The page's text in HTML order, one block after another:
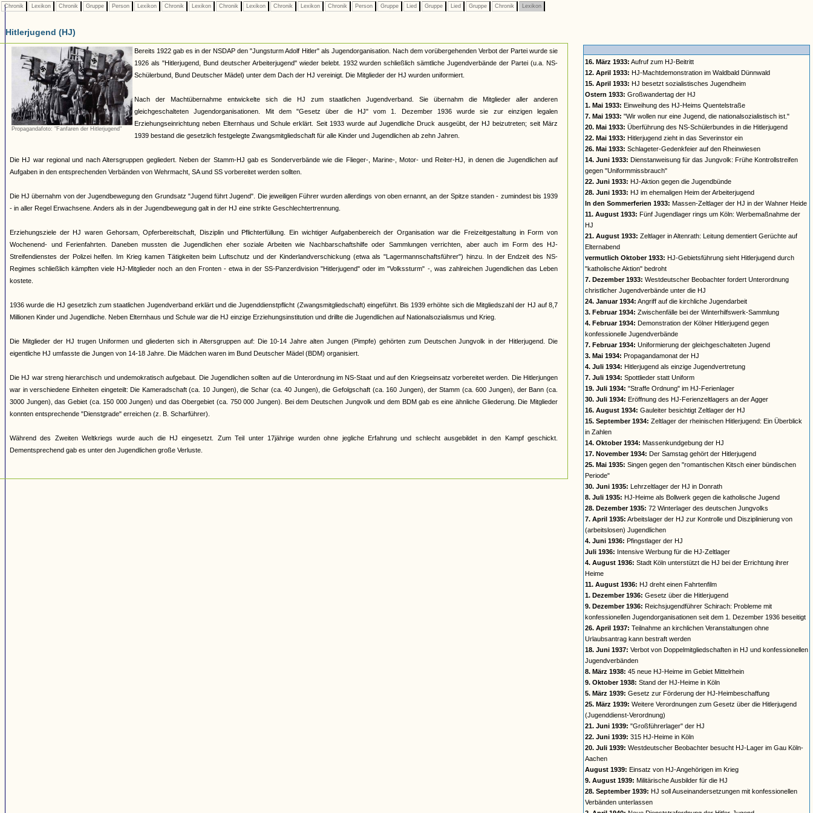
Chronik Lexikon Chronik Gruppe Person Lexikon Chronik Lexikon Chronik Lexikon Chronik Lexikon Chronik Person Gruppe Lied Gruppe Lied Gruppe Chronik Lexikon
Hitlerjugend (HJ)
Propagandafoto: "Fanfaren der Hitlerjugend"
Bereits 1922 gab es in der NSDAP den "Jungsturm Adolf Hitler" als Jugendorganisation. Nach dem vorübergehenden Verbot der Partei wurde sie
1926 als "Hitlerjugend, Bund deutscher Arbeiterjugend" wieder belebt. 1932 wurden schließlich sämtliche Jugendverbände der Partei (u.a. NS-
Schülerbund, Bund Deutscher Mädel) unter dem Dach der HJ vereinigt. Die Mitglieder der HJ wurden uniformiert.
Nach der Machtübernahme entwickelte sich die HJ zum staatlichen Jugendverband. Sie übernahm die Mitglieder aller anderen
gleichgeschalteten Jugendorganisationen. Mit dem "Gesetz über die HJ" vom 1. Dezember 1936 wurde sie zur einzigen legalen
Erziehungseinrichtung neben Elternhaus und Schule erklärt. Seit 1933 wurde auf Jugendliche Druck ausgeübt, der HJ beizutreten; seit März
1939 bestand die gesetzlich festgelegte Zwangsmitgliedschaft für alle Kinder und Jugendlichen ab zehn Jahren.
Die HJ war regional und nach Altersgruppen gegliedert. Neben der Stamm-HJ gab es Sonderverbände wie die Flieger-, Marine-, Motor- und Reiter-HJ, in denen die Jugendlichen auf
Aufgaben in den entsprechenden Verbänden von Wehrmacht, SA und SS vorbereitet werden sollten.
Die HJ übernahm von der Jugendbewegung den Grundsatz "Jugend führt Jugend". Die jeweiligen Führer wurden allerdings von oben ernannt, an der Spitze standen - zumindest bis 1939
- in aller Regel Erwachsene. Anders als in der Jugendbewegung galt in der HJ eine strikte Geschlechtertrennung.
Erziehungsziele der HJ waren Gehorsam, Opferbereitschaft, Disziplin und Pflichterfüllung. Ein wichtiger Aufgabenbereich der Organisation war die Freizeitgestaltung in Form von
Wochenend- und Ferienfahrten. Daneben mussten die Jugendlichen eher soziale Arbeiten wie Nachbarschaftshilfe oder Sammlungen verrichten, aber auch im Form des HJ-
Streifendienstes der Polizei helfen. Im Krieg kamen Tätigkeiten beim Luftschutz und der Kinderlandverschickung (etwa als "Lagermannschaftsführer") hinzu. In der Endzeit des NS-
Regimes schließlich kämpften viele HJ-Mitglieder noch an den Fronten - etwa in der SS-Panzerdivision "Hitlerjugend" oder im "Volkssturm" -, was zahlreichen Jugendlichen das Leben
kostete.
1936 wurde die HJ gesetzlich zum staatlichen Jugendverband erklärt und die Jugenddienstpflicht (Zwangsmitgliedschaft) eingeführt. Bis 1939 erhöhte sich die Mitgliedszahl der HJ auf 8,7
Millionen Kinder und Jugendliche. Neben Elternhaus und Schule war die HJ einzige Erziehungsinstitution und drillte die Jugendlichen auf Nationalsozialismus und Krieg.
Die Mitglieder der HJ trugen Uniformen und gliederten sich in Altersgruppen auf: Die 10-14 Jahre alten Jungen (Pimpfe) gehörten zum Deutschen Jungvolk in der Hitlerjugend. Die
eigentliche HJ umfasste die Jungen von 14-18 Jahre. Die Mädchen waren im Bund Deutscher Mädel (BDM) organisiert.
Die HJ war streng hierarchisch und undemokratisch aufgebaut. Die Jugendlichen sollten auf die Unterordnung im NS-Staat und auf den Kriegseinsatz vorbereitet werden. Die Hitlerjungen
war in verschiedene Einheiten eingeteilt: Die Kameradschaft (ca. 10 Jungen), die Schar (ca. 40 Jungen), die Gefolgschaft (ca. 160 Jungen), der Stamm (ca. 600 Jungen), der Bann (ca.
3000 Jungen), das Gebiet (ca. 150 000 Jungen) und das Obergebiet (ca. 750 000 Jungen). Bei dem Deutschen Jungvolk und dem BDM gab es eine ähnliche Gliederung. Die Mitglieder
konnten entsprechende "Dienstgrade" erreichen (z. B. Scharführer).
Während des Zweiten Weltkriegs wurde auch die HJ eingesetzt. Zum Teil unter 17jährige wurden ohne jegliche Erfahrung und schlecht ausgebildet in den Kampf geschickt.
Dementsprechend gab es unter den Jugendlichen große Verluste.
16. März 1933: Aufruf zum HJ-Beitritt
12. April 1933: HJ-Machtdemonstration im Waldbald Dünnwald
15. April 1933: HJ besetzt sozialistisches Jugendheim
Ostern 1933: Großwandertag der HJ
1. Mai 1933: Einweihung des HJ-Heims Quentelstraße
7. Mai 1933: "Wir wollen nur eine Jugend, die nationalsozialistisch ist."
20. Mai 1933: Überführung des NS-Schülerbundes in die Hitlerjugend
22. Mai 1933: Hitlerjugend zieht in das Severinstor ein
26. Mai 1933: Schlageter-Gedenkfeier auf den Rheinwiesen
14. Juni 1933: Dienstanweisung für das Jungvolk: Frühe Kontrollstreifen
gegen "Uniformmissbrauch"
22. Juni 1933: HJ-Aktion gegen die Jugendbünde
28. Juni 1933: HJ im ehemaligen Heim der Arbeiterjugend
In den Sommerferien 1933: Massen-Zeltlager der HJ in der Wahner Heide
11. August 1933: Fünf Jugendlager rings um Köln: Werbemaßnahme der
HJ
21. August 1933: Zeltlager in Altenrath: Leitung dementiert Gerüchte auf
Elternabend
vermutlich Oktober 1933: HJ-Gebietsführung sieht Hitlerjugend durch
"katholische Aktion" bedroht
7. Dezember 1933: Westdeutscher Beobachter fordert Unterordnung
christlicher Jugendverbände unter die HJ
24. Januar 1934: Angriff auf die kirchliche Jugendarbeit
3. Februar 1934: Zwischenfälle bei der Winterhilfswerk-Sammlung
4. Februar 1934: Demonstration der Kölner Hitlerjugend gegen
konfessionelle Jugendverbände
7. Februar 1934: Uniformierung der gleichgeschalteten Jugend
3. Mai 1934: Propagandamonat der HJ
4. Juli 1934: Hitlerjugend als einzige Jugendvertretung
7. Juli 1934: Spottlieder statt Uniform
19. Juli 1934: "Straffe Ordnung" im HJ-Ferienlager
30. Juli 1934: Eröffnung des HJ-Ferienzeltlagers an der Agger
16. August 1934: Gauleiter besichtigt Zeltlager der HJ
15. September 1934: Zeltlager der rheinischen Hitlerjugend: Ein Überblick
in Zahlen
14. Oktober 1934: Massenkundgebung der HJ
17. November 1934: Der Samstag gehört der Hitlerjugend
25. Mai 1935: Singen gegen den "romantischen Kitsch einer bündischen
Periode"
30. Juni 1935: Lehrzeltlager der HJ in Donrath
8. Juli 1935: HJ-Heime als Bollwerk gegen die katholische Jugend
28. Dezember 1935: 72 Winterlager des deutschen Jungvolks
7. April 1935: Arbeitslager der HJ zur Kontrolle und Disziplinierung von
(arbeitslosen) Jugendlichen
4. Juni 1936: Pfingstlager der HJ
Juli 1936: Intensive Werbung für die HJ-Zeltlager
4. August 1936: Stadt Köln unterstützt die HJ bei der Errichtung ihrer
Heime
11. August 1936: HJ dreht einen Fahrtenfilm
1. Dezember 1936: Gesetz über die Hitlerjugend
9. Dezember 1936: Reichsjugendführer Schirach: Probleme mit
konfessionellen Jugendorganisationen seit dem 1. Dezember 1936 beseitigt
26. April 1937: Teilnahme an kirchlichen Veranstaltungen ohne
Urlaubsantrag kann bestraft werden
18. Juni 1937: Verbot von Doppelmitgliedschaften in HJ und konfessionellen
Jugendverbänden
8. März 1938: 45 neue HJ-Heime im Gebiet Mittelrhein
9. Oktober 1938: Stand der HJ-Heime in Köln
5. März 1939: Gesetz zur Förderung der HJ-Heimbeschaffung
25. März 1939: Weitere Verordnungen zum Gesetz über die Hitlerjugend
(Jugenddienst-Verordnung)
21. Juni 1939: "Großführerlager" der HJ
22. Juni 1939: 315 HJ-Heime in Köln
20. Juli 1939: Westdeutscher Beobachter besucht HJ-Lager im Gau Köln-
Aachen
August 1939: Einsatz von HJ-Angehörigen im Krieg
9. August 1939: Militärische Ausbilder für die HJ
28. September 1939: HJ soll Auseinandersetzungen mit konfessionellen
Verbänden unterlassen